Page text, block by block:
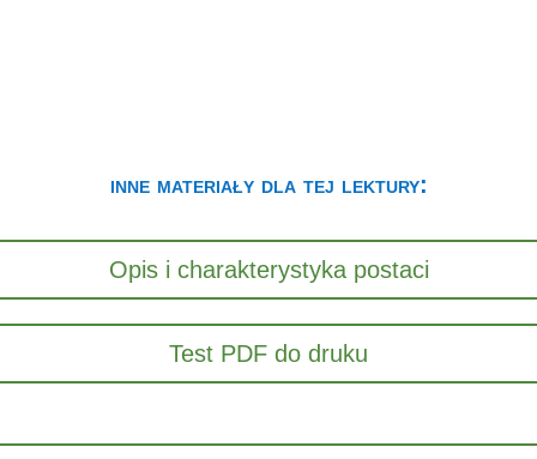
inne materiały dla tej lektury:
Opis i charakterystyka postaci
Test PDF do druku